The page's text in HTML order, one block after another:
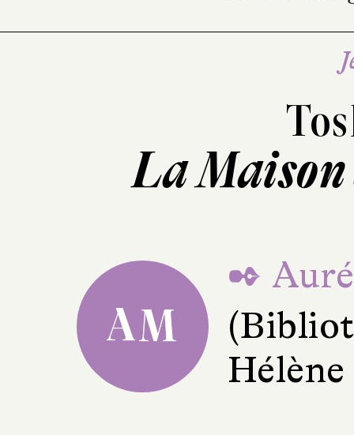
La Maison
AM
✒